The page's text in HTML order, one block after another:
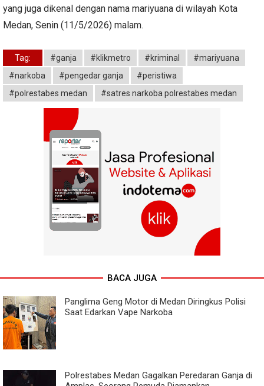
yang juga dikenal dengan nama mariyuana di wilayah Kota
Medan, Senin (11/5/2026) malam.
Tag: #ganja #klikmetro #kriminal
#mariyuana
#narkoba
#pengedar ganja
#peristiwa
#polrestabes medan
#satres narkoba polrestabes medan
BACA JUGA
Panglima Geng Motor di Medan Diringkus Polisi
Saat Edarkan Vape Narkoba
Polrestabes Medan Gagalkan Peredaran Ganja di